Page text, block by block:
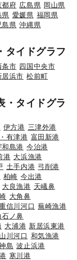
都府 広島県 岡山県
県 愛媛県 福岡県
島県 沖縄県
タイドグラフ
条市 四国中央市
居浜市 松前町
・タイドグラ
伊方港 三津外港
有津港 富田新港
和島港 今治港
港 大浜漁港
土手内港 弓削港
柏崎 今出港
大良漁港 天嶬鼻
大角鼻
信川河口 蕪崎漁港
石ノ鼻
大浦港 新居浜東港
川河口 和気漁港
島 波止浜港
寒川港